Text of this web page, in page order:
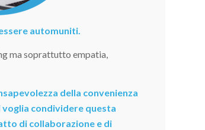
automuniti.
ma soprattutto empatia,
della convenienza
condividere questa
di collaborazione e di